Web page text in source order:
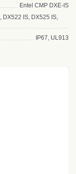
Entel CMP DXE-IS
DX522 IS, DX525 IS,
IP67, UL913